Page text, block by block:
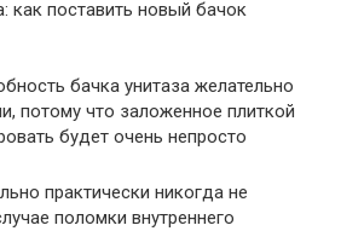
бачка унитаза желательно
потому что заложенное плиткой
будет очень непросто
практически никогда не
поломки внутреннего